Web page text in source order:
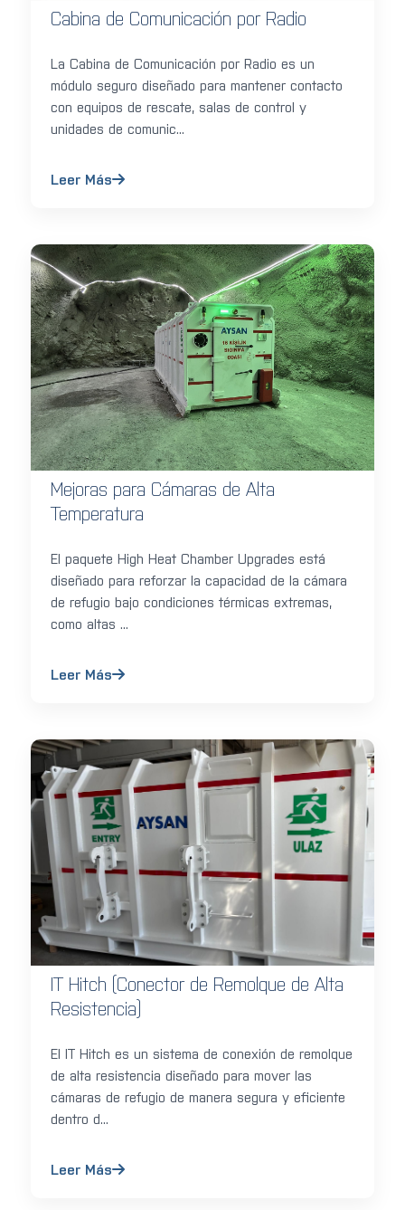
Cabina de Comunicación por Radio
La Cabina de Comunicación por Radio es un
módulo seguro diseñado para mantener contacto
con equipos de rescate, salas de control y
unidades de comunic...
Leer Más
Mejoras para Cámaras de Alta
Temperatura
El paquete High Heat Chamber Upgrades está
diseñado para reforzar la capacidad de la cámara
de refugio bajo condiciones térmicas extremas,
como altas ...
Leer Más
IT Hitch (Conector de Remolque de Alta
Resistencia)
El IT Hitch es un sistema de conexión de remolque
de alta resistencia diseñado para mover las
cámaras de refugio de manera segura y eficiente
dentro d...
Leer Más